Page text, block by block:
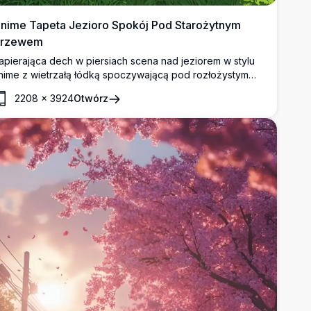
Tapeta Jezioro Spokój Pod Starożytnym
dech w piersiach scena nad jeziorem w stylu
z wietrzałą łódką spoczywającą pod rozłożystym
eleganckimi willami, bujnymi lasami i
górami odbijającymi się w krystalicznie
wodzie pod żywym błękitnym niebem.
2208 × 3924Otwórz